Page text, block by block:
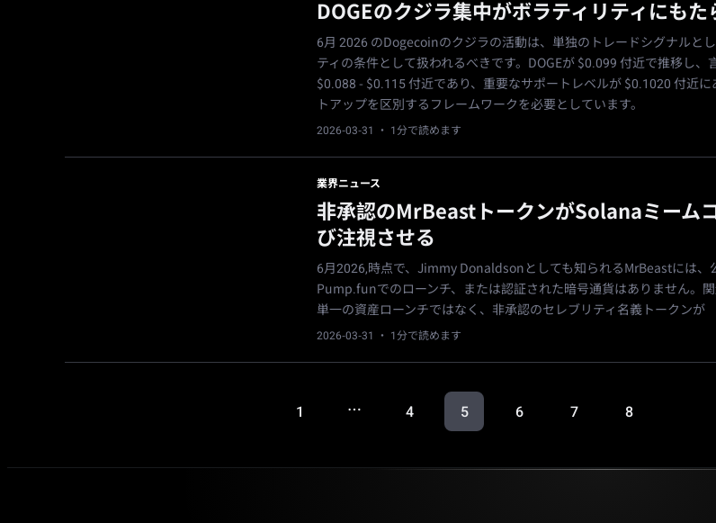
DOGEのクジラ集中がボラティリティにもた
6月 2026 のDogecoinのクジラの活動は、単独のトレードシグナルと
ティの条件として扱われるべきです。DOGEが $0.099 付近で推移し、
$0.088 - $0.115 付近であり、重要なサポートレベルが $0.1020 付近
トアップを区別するフレームワークを必要としています。
2026-03-31 · 1分で読めます
業界ニュース
非承認のMrBeastトークンがSolanaミーム
び注視させる
6月2026,時点で、Jimmy Donaldsonとしても知られるMrBeastには、
Pump.funでのローンチ、または認証された暗号通貨はありません。
単一の資産ローンチではなく、非承認のセレブリティ名義トークンが
2026-03-31 · 1分で読めます
1 … 4 5 6 7 8